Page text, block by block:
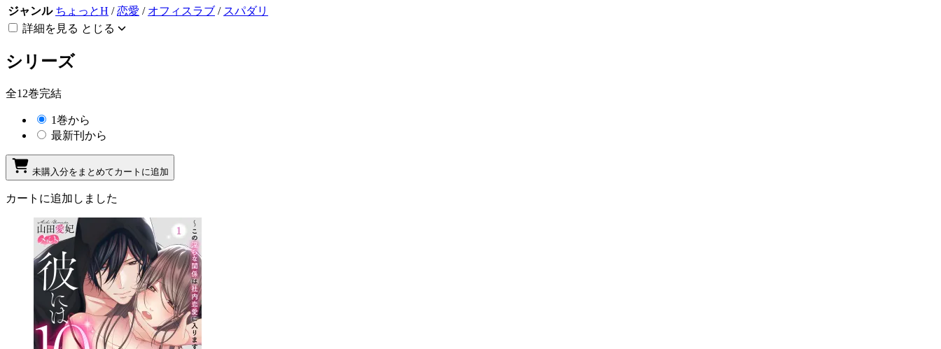
ジャンル ちょっとH /恋愛 / オフィスラブ / スパダリ
詳細を見る とじる
シリーズ
全12巻完結
1巻から
最新刊から
未購入分をまとめてカートに追加
カートに追加しました